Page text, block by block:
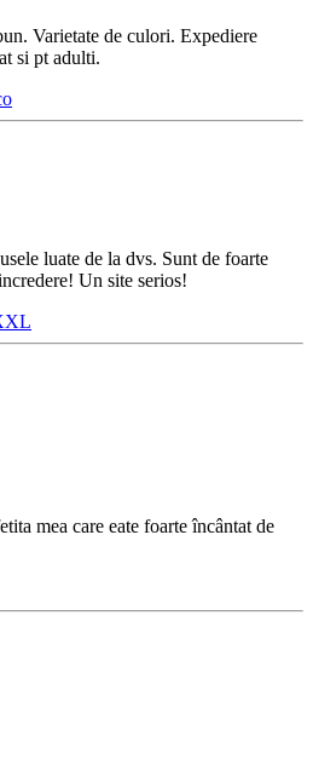
Varietate de culori. Expediere
si pt adulti.
luate de la dvs. Sunt de foarte
Un site serios!
mea care eate foarte încântat de